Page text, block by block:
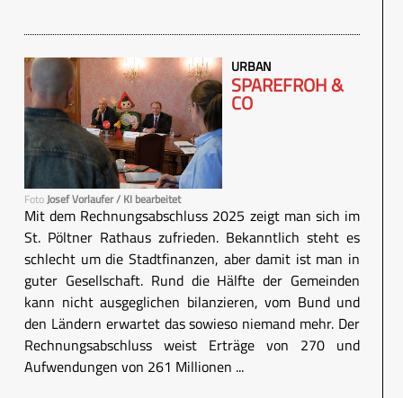
FotoJosef Vorlaufer / KI bearbeitet
URBAN
SPAREFROH &
CO
Mit dem Rechnungsabschluss 2025 zeigt man sich im
St. Pöltner Rathaus zufrieden. Bekanntlich steht es
schlecht um die Stadtfinanzen, aber damit ist man in
guter Gesellschaft. Rund die Hälfte der Gemeinden
kann nicht ausgeglichen bilanzieren, vom Bund und
den Ländern erwartet das sowieso niemand mehr. Der
Rechnungsabschluss weist Erträge von 270 und
Aufwendungen von 261 Millionen ...